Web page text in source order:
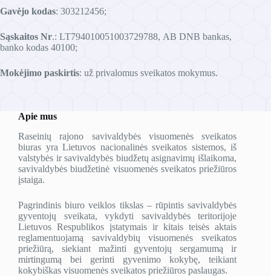
Gavėjo kodas: 303212456;
Sąskaitos Nr.: LT794010051003729788, AB DNB bankas,
banko kodas 40100;
Mokėjimo paskirtis: už privalomus sveikatos mokymus.
Apie mus
Raseinių rajono savivaldybės visuomenės sveikatos
biuras yra Lietuvos nacionalinės sveikatos sistemos, iš
valstybės ir savivaldybės biudžetų asignavimų išlaikoma,
savivaldybės biudžetinė visuomenės sveikatos priežiūros
įstaiga.
Pagrindinis biuro veiklos tikslas – rūpintis savivaldybės
gyventojų sveikata, vykdyti savivaldybės teritorijoje
Lietuvos Respublikos įstatymais ir kitais teisės aktais
reglamentuojamą savivaldybių visuomenės sveikatos
priežiūrą, siekiant mažinti gyventojų sergamumą ir
mirtingumą bei gerinti gyvenimo kokybę, teikiant
kokybiškas visuomenės sveikatos priežiūros paslaugas.